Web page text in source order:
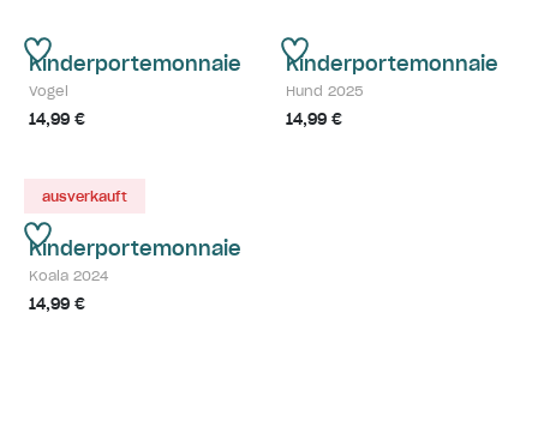
Kinderportemonnaie
Vogel
14,99 €
Kinderportemonnaie
Hund 2025
14,99 €
ausverkauft
Kinderportemonnaie
Koala 2024
14,99 €